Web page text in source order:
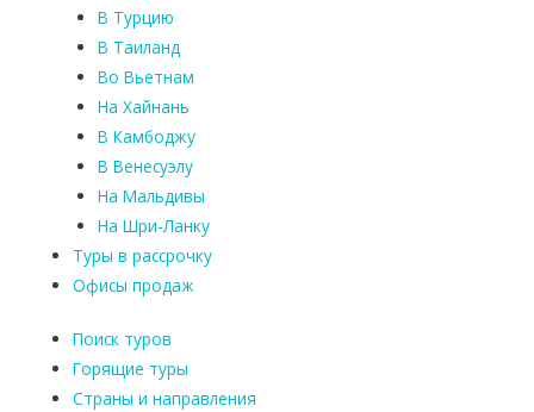
В Турцию
В Таиланд
Во Вьетнам
На Хайнань
В Камбоджу
В Венесуэлу
На Мальдивы
На Шри-Ланку
Туры в рассрочку
Офисы продаж
Поиск туров
Горящие туры
Страны и направления